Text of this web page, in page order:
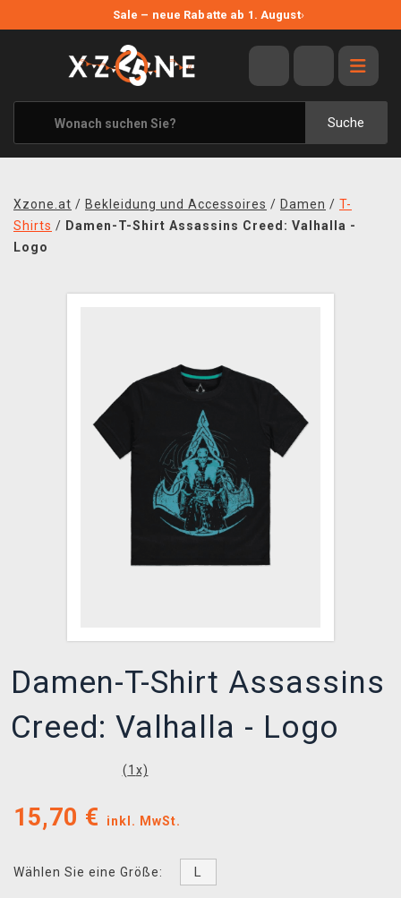
Sale – neue Rabatte ab 1. August›
Suche
ANGEBOTE
ALLE MARKEN
XZONE ORIGINALS
KLEIDUNG & ACCESSOIRES
BÜCHER & COMICS
XZONE CLUB
Xzone.at / Bekleidung und Accessoires / Damen / T-
Shirts / Damen-T-Shirt Assassins Creed: Valhalla -
Logo
Damen-T-Shirt Assassins
Creed: Valhalla - Logo
(1 x)
15,70 € inkl. MwSt.
Wählen Sie eine Größe: L